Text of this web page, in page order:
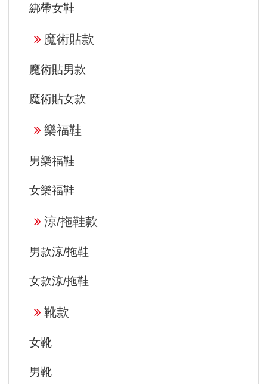
綁帶女鞋
魔術貼款
魔術貼男款
魔術貼女款
樂福鞋
男樂福鞋
女樂福鞋
涼/拖鞋款
男款涼/拖鞋
女款涼/拖鞋
靴款
女靴
男靴